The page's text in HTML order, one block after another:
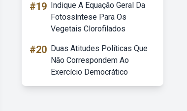
#19 Indique A Equação Geral Da
Fotossíntese Para Os
Vegetais Clorofilados
#20 Duas Atitudes Políticas Que
Não Correspondem Ao
Exercício Democrático